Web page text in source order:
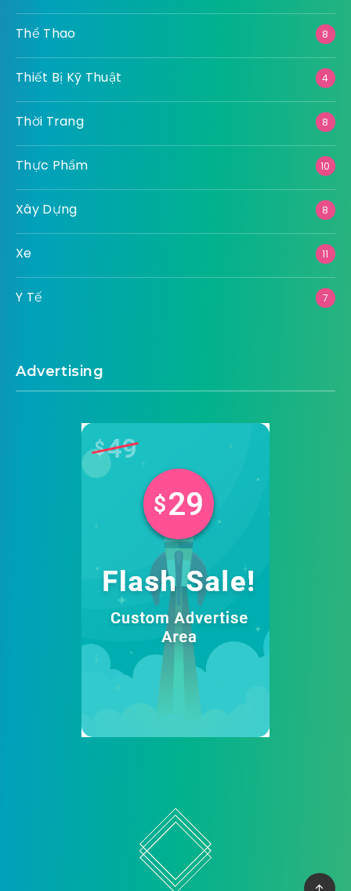
Thể Thao 8
Thiết Bị Kỹ Thuật 4
Thời Trang 8
Thực Phẩm 10
Xây Dựng 8
Xe 11
Y Tế 7
Advertising